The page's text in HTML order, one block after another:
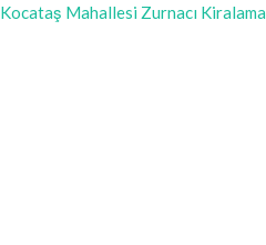
Kocataş Mahallesi Zurnacı Kiralama